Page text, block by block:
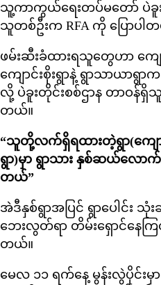
သူ့ကာကွယ်ရေးတပ်မတော် ပဲခူး
သူတစ်ဦးက RFA ကို ပြောပါ
ဖမ်းဆီးခံထားရသူတွေဟာ ကျ
ကျောင်းစိုးရွာနဲ့ ရွာသာယာ
လို့ ပဲခူးတိုင်းစစ်ဌာန တာဝန်ရှိသူ
တယ်။
“သူတို့လက်ရှိရထားတဲ့ရွာ(ကျော
ရွာ)မှာ ရွာသား နှစ်ဆယ်လော
တယ်”
အဲဒီနှစ်ရွာအပြင် ရွာပေါင်း
ဘေးလွတ်ရာ တိမ်းရှောင်နေ
တယ်။
မေလ ၁၁ ရက်နေ့ မွန်းလွဲပိုင်းမှာ